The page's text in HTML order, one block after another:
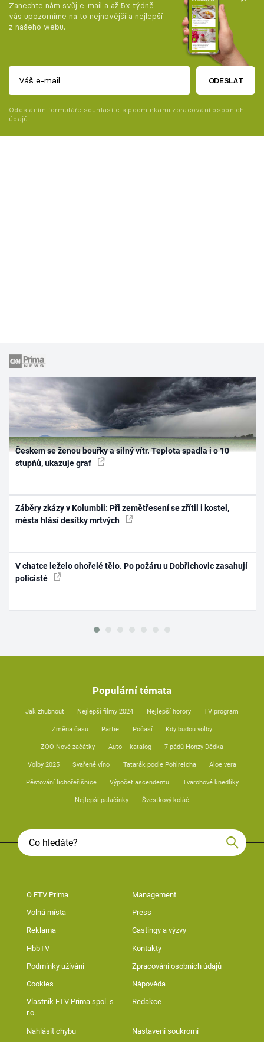
Zanechte nám svůj e-mail a až 5x týdně
vás upozorníme na to nejnovější a nejlepší
z našeho webu.
ODESLAT
Odesláním formuláře souhlasíte s podmínkami zpracování osobních
údajů
Českem se ženou bouřky a silný vítr. Teplota spadla i o 10
stupňů, ukazuje graf
Záběry zkázy v Kolumbii: Při zemětřesení se zřítil i kostel,
města hlásí desítky mrtvých
V chatce leželo ohořelé tělo. Po požáru u Dobřichovic zasahují
policisté
Populární témata
Jak zhubnout Nejlepší filmy 2024 Nejlepší horory TV program
Změna času Partie Počasí Kdy budou volby
ZOO Nové začátky Auto – katalog 7 pádů Honzy Dědka
Volby 2025 Svařené víno Tatarák podle Pohlreicha Aloe vera
Pěstování lichořeřišnice Výpočet ascendentu Tvarohové knedlíky
Nejlepší palačinky Švestkový koláč
O FTV Prima Management
Volná místa Press
Reklama Castingy a výzvy
HbbTV Kontakty
Podmínky užívání Zpracování osobních údajů
Cookies Nápověda
Vlastník FTV Prima spol. s
r.o.
Redakce
Nahlásit chybu Nastavení soukromí